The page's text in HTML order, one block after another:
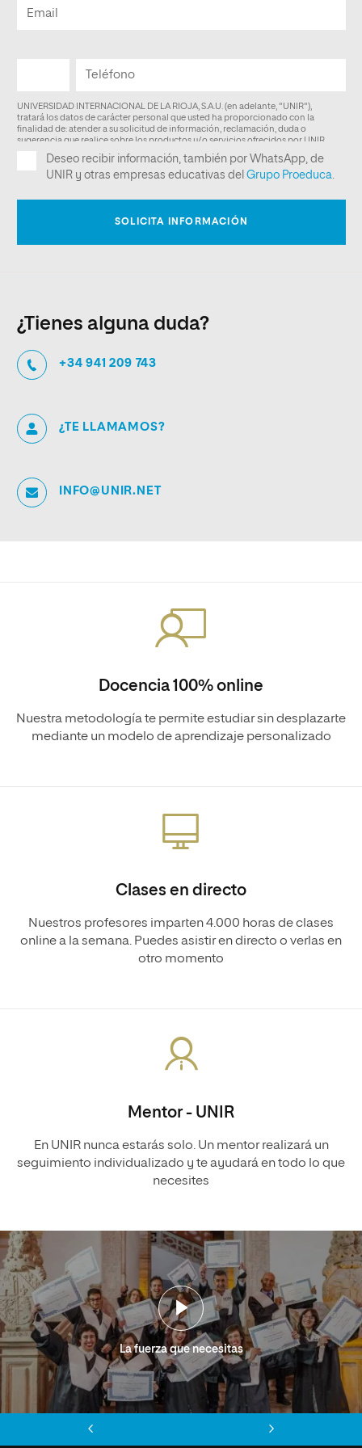
¿Tienes alguna duda?
+34 941 209 743
¿TE LLAMAMOS?
INFO@UNIR.NET
Docencia 100% online
Nuestra metodología te permite estudiar sin desplazarte
mediante un modelo de aprendizaje personalizado
Clases en directo
Nuestros profesores imparten 4.000 horas de clases
online a la semana. Puedes asistir en directo o verlas en
otro momento
Mentor - UNIR
En UNIR nunca estarás solo. Un mentor realizará un
seguimiento individualizado y te ayudará en todo lo que
necesites
La fuerza que necesitas